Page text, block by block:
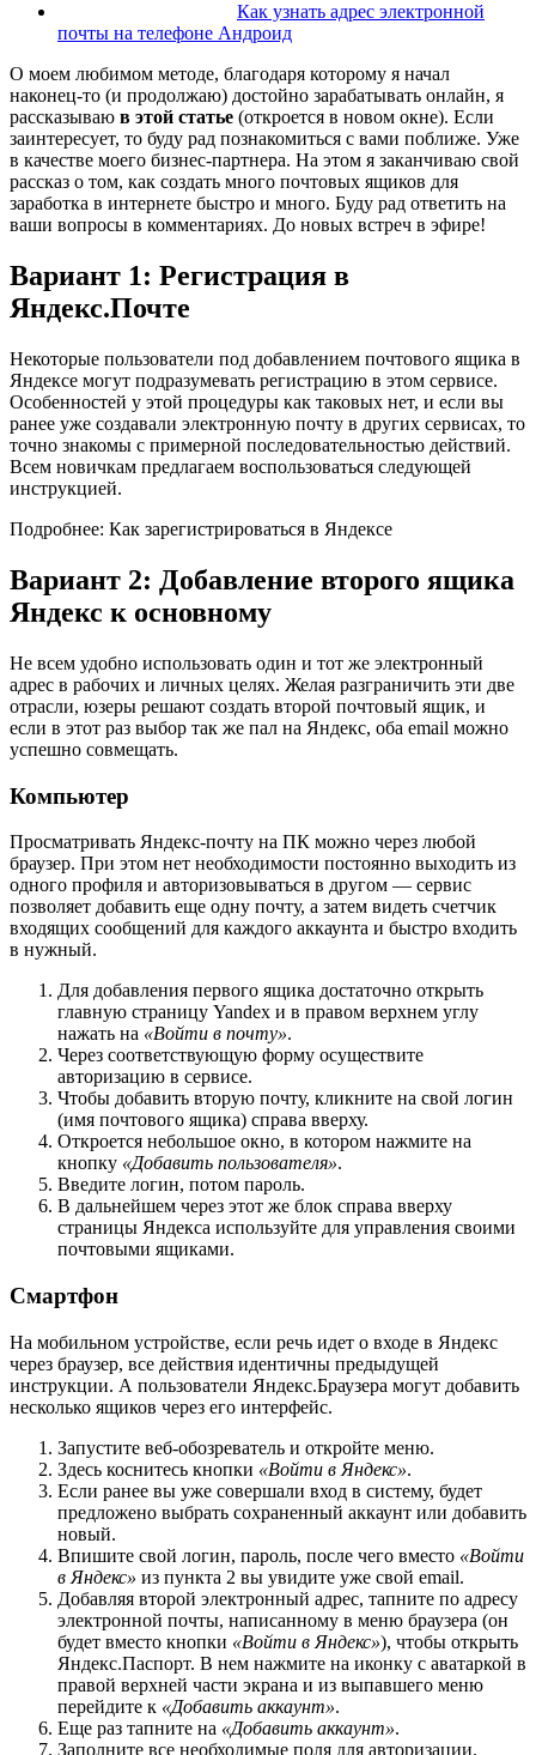
Как узнать адрес электронной
почты на телефоне Андроид
О моем любимом методе, благодаря которому я начал
наконец-то (и продолжаю) достойно зарабатывать онлайн, я
рассказываю в этой статье (откроется в новом окне). Если
заинтересует, то буду рад познакомиться с вами поближе. Уже
в качестве моего бизнес-партнера. На этом я заканчиваю свой
рассказ о том, как создать много почтовых ящиков для
заработка в интернете быстро и много. Буду рад ответить на
ваши вопросы в комментариях. До новых встреч в эфире!
Вариант 1: Регистрация в
Яндекс.Почте
Некоторые пользователи под добавлением почтового ящика в
Яндексе могут подразумевать регистрацию в этом сервисе.
Особенностей у этой процедуры как таковых нет, и если вы
ранее уже создавали электронную почту в других сервисах, то
точно знакомы с примерной последовательностью действий.
Всем новичкам предлагаем воспользоваться следующей
инструкцией.
Подробнее: Как зарегистрироваться в Яндексе
Вариант 2: Добавление второго ящика
Яндекс к основному
Не всем удобно использовать один и тот же электронный
адрес в рабочих и личных целях. Желая разграничить эти две
отрасли, юзеры решают создать второй почтовый ящик, и
если в этот раз выбор так же пал на Яндекс, оба email можно
успешно совмещать.
Компьютер
Просматривать Яндекс-почту на ПК можно через любой
браузер. При этом нет необходимости постоянно выходить из
одного профиля и авторизовываться в другом — сервис
позволяет добавить еще одну почту, а затем видеть счетчик
входящих сообщений для каждого аккаунта и быстро входить
в нужный.
Для добавления первого ящика достаточно открыть
главную страницу Yandex и в правом верхнем углу
нажать на «Войти в почту».
Через соответствующую форму осуществите
авторизацию в сервисе.
Чтобы добавить вторую почту, кликните на свой логин
(имя почтового ящика) справа вверху.
Откроется небольшое окно, в котором нажмите на
кнопку «Добавить пользователя».
Введите логин, потом пароль.
В дальнейшем через этот же блок справа вверху
страницы Яндекса используйте для управления своими
почтовыми ящиками.
Смартфон
На мобильном устройстве, если речь идет о входе в Яндекс
через браузер, все действия идентичны предыдущей
инструкции. А пользователи Яндекс.Браузера могут добавить
несколько ящиков через его интерфейс.
Запустите веб-обозреватель и откройте меню.
Здесь коснитесь кнопки «Войти в Яндекс».
Если ранее вы уже совершали вход в систему, будет
предложено выбрать сохраненный аккаунт или добавить
новый.
Впишите свой логин, пароль, после чего вместо «Войти
в Яндекс» из пункта 2 вы увидите уже свой email.
Добавляя второй электронный адрес, тапните по адресу
электронной почты, написанному в меню браузера (он
будет вместо кнопки «Войти в Яндекс»), чтобы открыть
Яндекс.Паспорт. В нем нажмите на иконку с аватаркой в
правой верхней части экрана и из выпавшего меню
перейдите к «Добавить аккаунт».
Еще раз тапните на «Добавить аккаунт».
Заполните все необходимые поля для авторизации.